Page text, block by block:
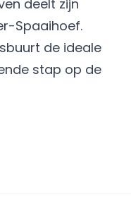
deelt zijn
Spaaihoef.
de ideale
stap op de